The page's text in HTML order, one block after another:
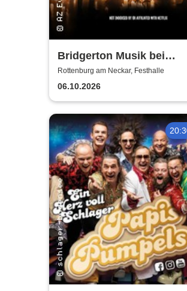
Bridgerton Musik bei
Kerzenschein
Rottenburg am Neckar, Festhalle
06.10.2026